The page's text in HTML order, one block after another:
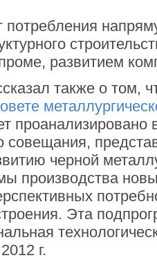
потребления
развитием
также о том,
совещания,
черной
производства
Эта
г.